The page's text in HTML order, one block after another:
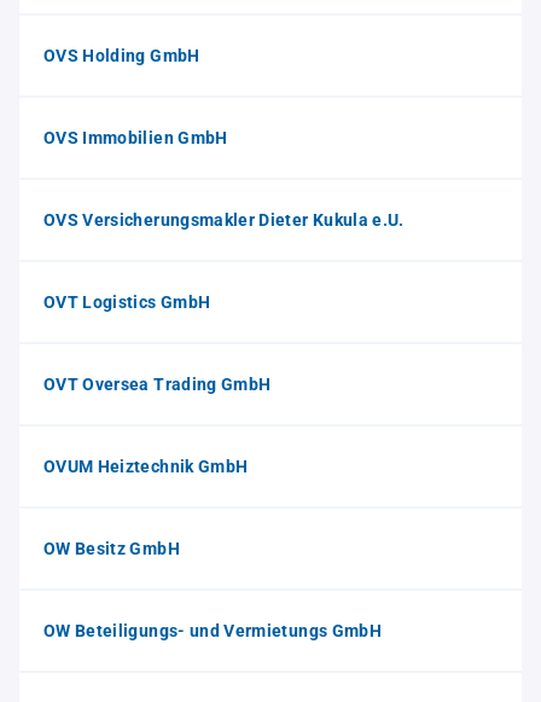
OVS Holding GmbH
OVS Immobilien GmbH
OVS Versicherungsmakler Dieter Kukula e.U.
OVT Logistics GmbH
OVT Oversea Trading GmbH
OVUM Heiztechnik GmbH
OW Besitz GmbH
OW Beteiligungs- und Vermietungs GmbH